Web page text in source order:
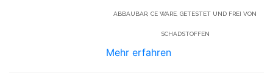
ABBAUBAR, CE WARE, GETESTET UND FREI VON
SCHADSTOFFEN
Mehr erfahren